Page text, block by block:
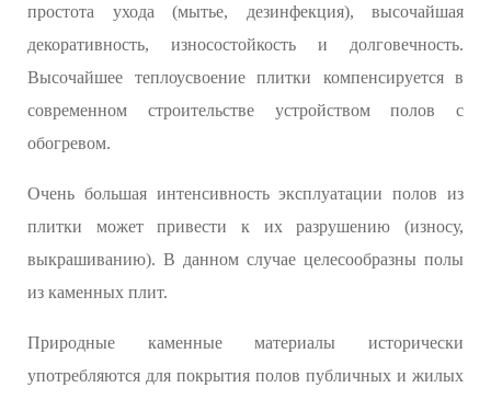
простота ухода (мытье, дезинфекция), высочайшая
декоративность, износостойкость и долговечность.
Высочайшее теплоусвоение плитки компенсируется в
современном строительстве устройством полов с
обогревом.
Очень большая интенсивность эксплуатации полов из
плитки может привести к их разрушению (износу,
выкрашиванию). В данном случае целесообразны полы
из каменных плит.
Природные каменные материалы исторически
употребляются для покрытия полов публичных и жилых